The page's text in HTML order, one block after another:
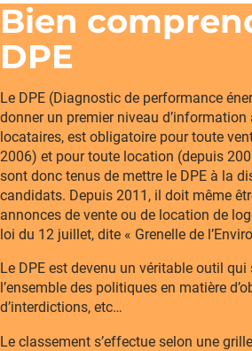
Bien
DPE
Le DPE (Diagnostic de performance
donner un premier niveau
locataires, est obligatoire pour toute
2006) et pour toute location (depuis
sont donc tenus de mettre le DPE à la
candidats. Depuis 2011, il doit même
annonces de vente ou de location de
loi du 12 juillet, dite « Grenelle de
Le DPE est devenu un véritable outil qui
l’ensemble des politiques en matière
d’interdictions, etc…
Le classement s’effectue selon une